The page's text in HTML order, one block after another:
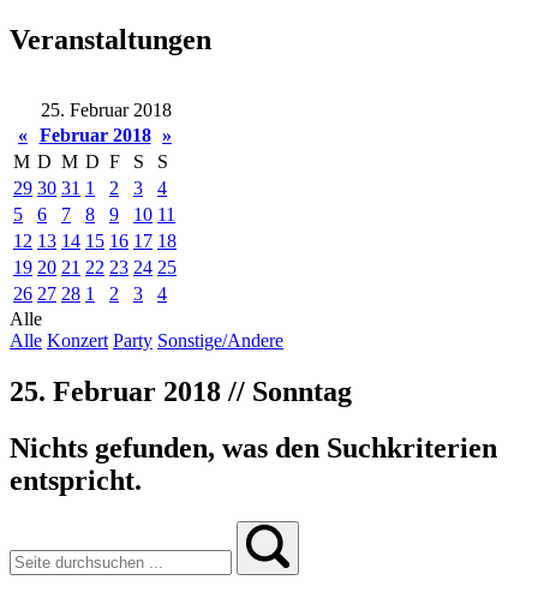
Veranstaltungen
25. Februar 2018
« Februar 2018 »
M D M D F S
S
29 30 31 1 2 3
4
5
6 7 8 9 10 11
12 13 14 15 16 17 18
19 20 21 22 23 24 25
26 27 28 1 2 3
4
Alle
Alle Konzert Party Sonstige/Andere
25. Februar 2018 // Sonntag
Nichts gefunden, was den Suchkriterien
entspricht.